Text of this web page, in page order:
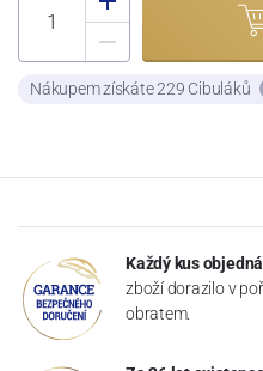
Nákupem získáte 229 Cibuláků
Každý kus
zboží dorazilo v
obratem.